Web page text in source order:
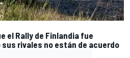
el Rally de Finlandia fue
rivales no están de acuerdo